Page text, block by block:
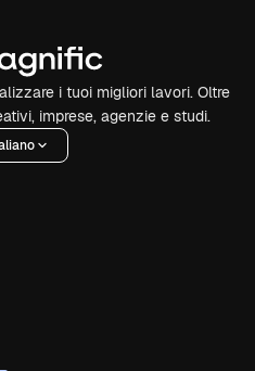
i tuoi migliori lavori. Oltre
imprese, agenzie e studi.